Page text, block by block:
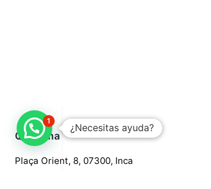
Quaroma
Plaça Orient, 8, 07300, Inca
¿Necesitas ayuda?
1